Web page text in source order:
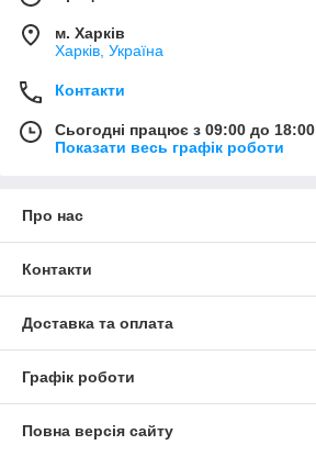
м. Харків
Харків, Україна
Контакти
Сьогодні працює з 09:00 до 18:00
Показати весь графік роботи
Про нас
Контакти
Доставка та оплата
Графік роботи
Повна версія сайту